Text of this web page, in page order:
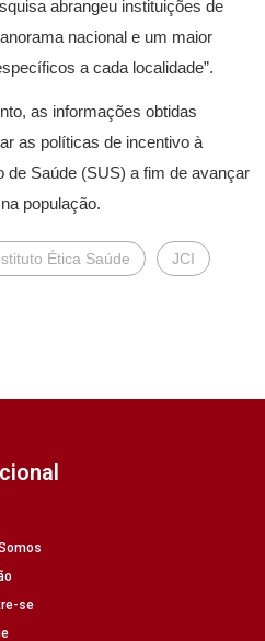
abrangeu instituições de
nacional e um maior
a cada localidade”.
as informações obtidas
as políticas de incentivo à
de Saúde (SUS) a fim de avançar
população.
Ética Saúde JCI
se